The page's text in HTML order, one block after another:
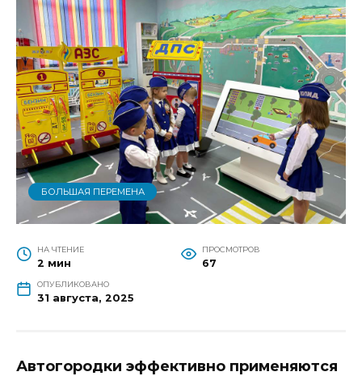
БОЛЬШАЯ ПЕРЕМЕНА
НА ЧТЕНИЕ
2 мин
ПРОСМОТРОВ
67
ОПУБЛИКОВАНО
31 августа, 2025
Автогородки эффективно применяются